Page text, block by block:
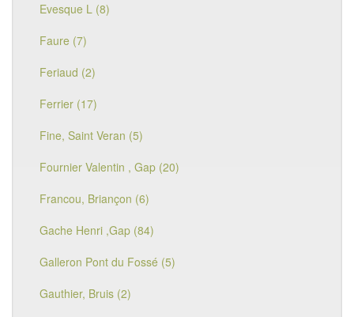
Evesque L (8)
Faure (7)
Feriaud (2)
Ferrier (17)
Fine, Saint Veran (5)
Fournier Valentin , Gap (20)
Francou, Briançon (6)
Gache Henri ,Gap (84)
Galleron Pont du Fossé (5)
Gauthier, Bruis (2)